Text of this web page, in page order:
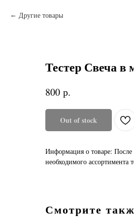
Другие товары
Тестер Свеча в
800 р.
Out of stock
Информация о товаре: После
необходимого ассортимента
Смотрите